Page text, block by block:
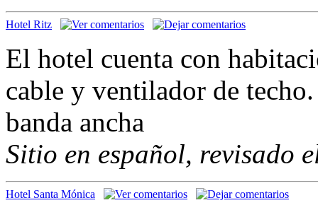
Hotel Ritz
El hotel cuenta con
cable y ventilador de
banda ancha
Sitio en español, revisado
Hotel Santa Mónica